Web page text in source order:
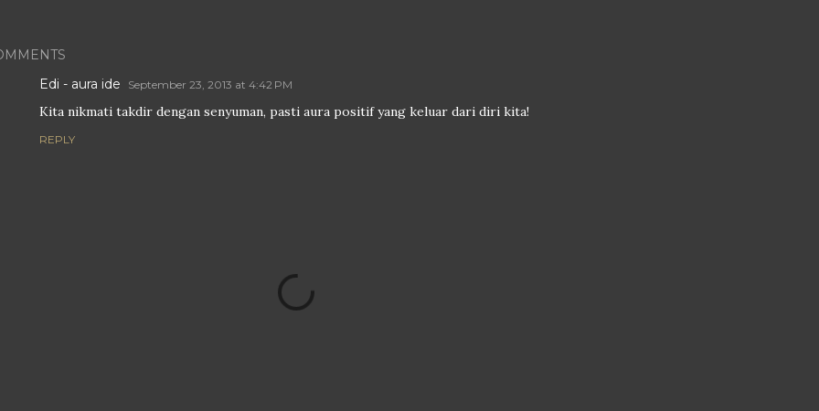
Edi - aura ide
September 23, 2013 at 4:42 PM
Kita nikmati takdir dengan senyuman, pasti aura positif yang keluar dari diri kita!
REPLY